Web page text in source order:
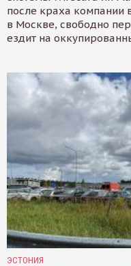
после краха компании
в Москве, свободно
ездит на
ЭСТОНИЯ